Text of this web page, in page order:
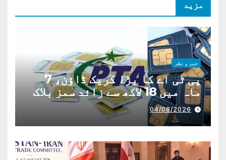
مزید
خبر و نظر
پی ٹی اے کا بڑا کریک ڈاؤن، 7
ماہ میں 18 لاکھ سے زائد سمز بلاک
04/08/2026